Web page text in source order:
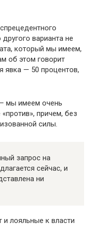
варианта не
который мы имеем,
об этом говорит
явка — 50 процентов,
— мы имеем очень
причем, без
силы.
запрос на
сейчас, и
ни
лояльные к власти